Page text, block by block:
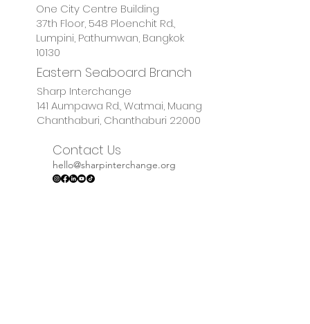
One City Centre Building
37th Floor, 548 Ploenchit Rd.,
Lumpini, Pathumwan, Bangkok
10130
Eastern Seaboard Branch
Sharp Interchange
141 Aumpawa Rd., Watmai, Muang
Chanthaburi, Chanthaburi 22000
Contact Us
hello@sharpinterchange.org